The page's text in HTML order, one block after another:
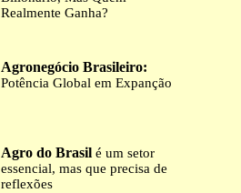
Realmente Ganha?
Agronegócio Brasileiro:
Potência Global em Expanção
Agro do Brasil é um setor
essencial, mas que precisa de
reflexões